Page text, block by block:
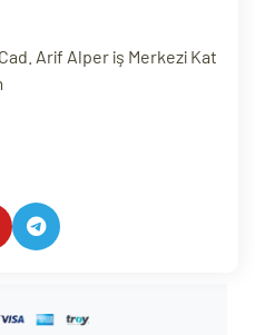
Arif Alper iş Merkezi Kat